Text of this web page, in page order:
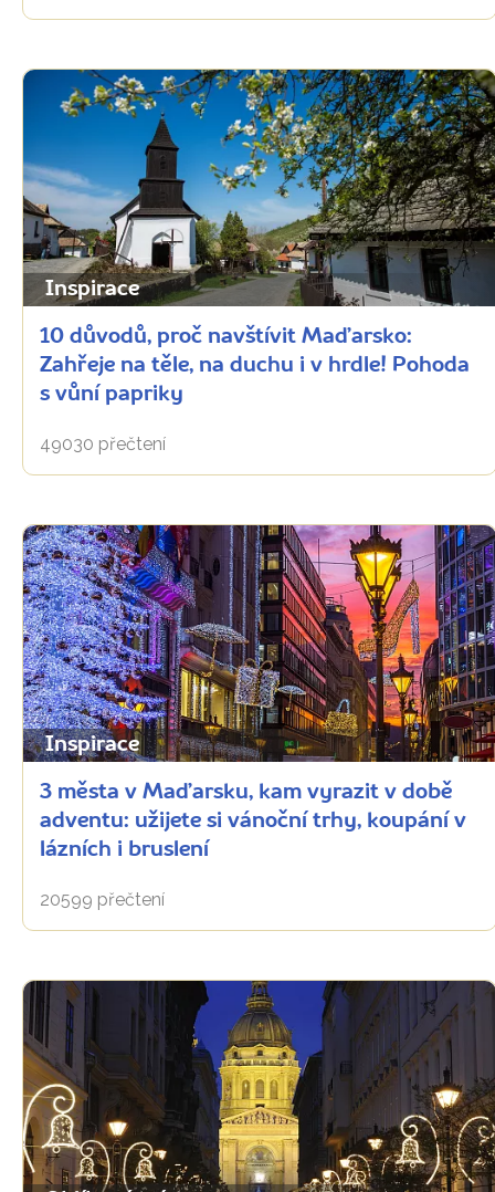
Inspirace
10 důvodů, proč navštívit Maďarsko:
Zahřeje na těle, na duchu i v hrdle! Pohoda
s vůní papriky
49030 přečtení
Inspirace
3 města v Maďarsku, kam vyrazit v době
adventu: užijete si vánoční trhy, koupání v
lázních i bruslení
20599 přečtení